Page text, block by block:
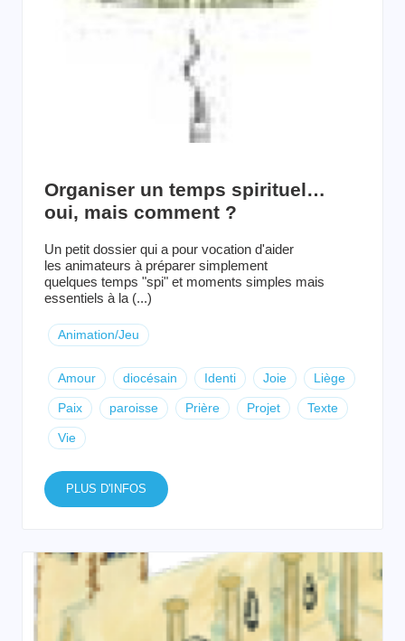
Organiser un temps spirituel…
oui, mais comment ?
Un petit dossier qui a pour vocation d'aider
les animateurs à préparer simplement
quelques temps "spi" et moments simples mais
essentiels à la (...)
Animation/Jeu
Amour diocésain Identi Joie Liège
Paix paroisse Prière Projet Texte
Vie
PLUS D'INFOS